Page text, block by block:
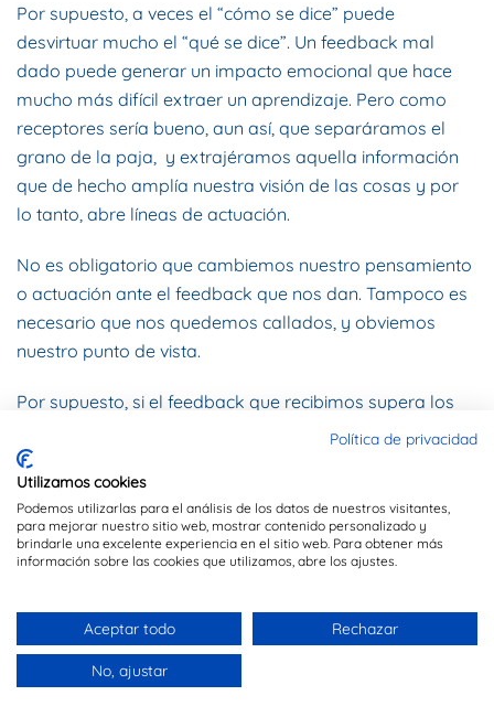
Por supuesto, a veces el “cómo se dice” puede
desvirtuar mucho el “qué se dice”. Un feedback mal
dado puede generar un impacto emocional que hace
mucho más difícil extraer un aprendizaje. Pero como
receptores sería bueno, aun así, que separáramos el
grano de la paja, y extrajéramos aquella información
que de hecho amplía nuestra visión de las cosas y por
lo tanto, abre líneas de actuación.
No es obligatorio que cambiemos nuestro pensamiento
o actuación ante el feedback que nos dan. Tampoco es
necesario que nos quedemos callados, y obviemos
nuestro punto de vista.
Por supuesto, si el feedback que recibimos supera los
límites de la buena educación, puede convenir acortar el
momento o incluso defender nuestra dignidad como
personas.
Pero cambiar la oportunidad de aprendizaje que el
feedback de otros nos proporciona, por la oportunidad
una práctica que lleva a pérdidas, nos enroca y nos
impide crecer.
Política de privacidad
Utilizamos cookies
Podemos utilizarlas para el análisis de los datos de nuestros visitantes,
para mejorar nuestro sitio web, mostrar contenido personalizado y
brindarle una excelente experiencia en el sitio web. Para obtener más
información sobre las cookies que utilizamos, abre los ajustes.
Aceptar todo Rechazar
No, ajustar